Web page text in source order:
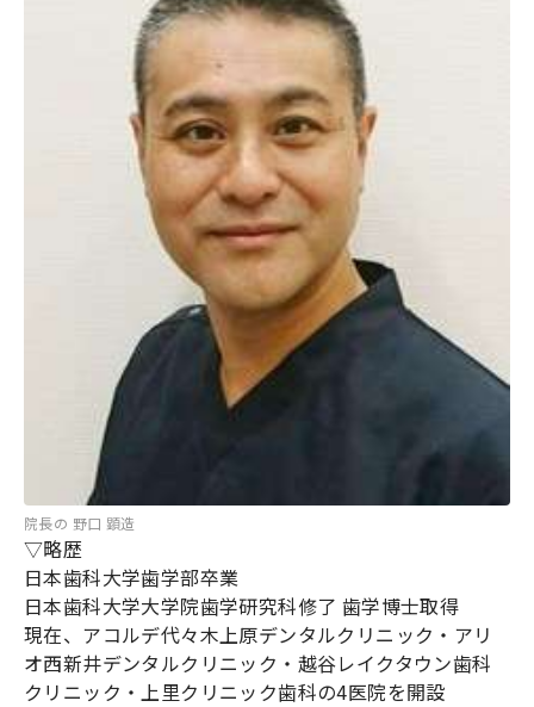
院長の 野口 顕造
▽略歴
日本歯科大学歯学部卒業
日本歯科大学大学院歯学研究科修了 歯学博士取得
現在、アコルデ代々木上原デンタルクリニック・アリ
オ西新井デンタルクリニック・越谷レイクタウン歯科
クリニック・上里クリニック歯科の4医院を開設